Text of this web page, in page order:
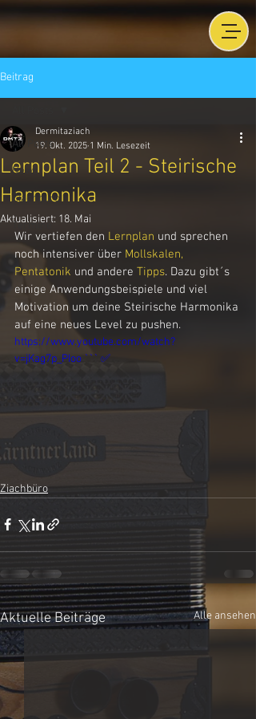
Beitrag
All Posts
News
Ziachbüro
Termine
Lernplan Teil 2 - Steirische
Harmonika
Dermitaziach
19. Okt. 2025 1 Min. Lesezeit
Aktualisiert: 18. Mai
Wir vertiefen den Lernplan und sprechen
noch intensiver über Mollskalen,
Pentatonik und andere Tipps. Dazu gibt´s
einige Anwendungsbeispiele und viel
Motivation um deine Steirische Harmonika
auf eine neues Level zu pushen.
https://www.youtube.com/watch?
v=jKag7p_PIoo ``` ✅
Ziachbüro
Aktuelle Beiträge Alle ansehen